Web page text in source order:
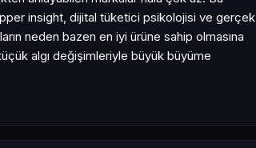
insight, dijital tüketici psikolojisi ve gerçek
neden bazen en iyi ürüne sahip olmasına
algı değişimleriyle büyük büyüme